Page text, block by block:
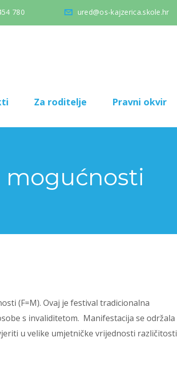
780 ured@os-kajzerica.skole.hr
Za roditelje Pravni okvir
mogućnosti
(F=M). Ovaj je festival tradicionalna
s invaliditetom. Manifestacija se održala
u velike umjetničke vrijednosti različitosti